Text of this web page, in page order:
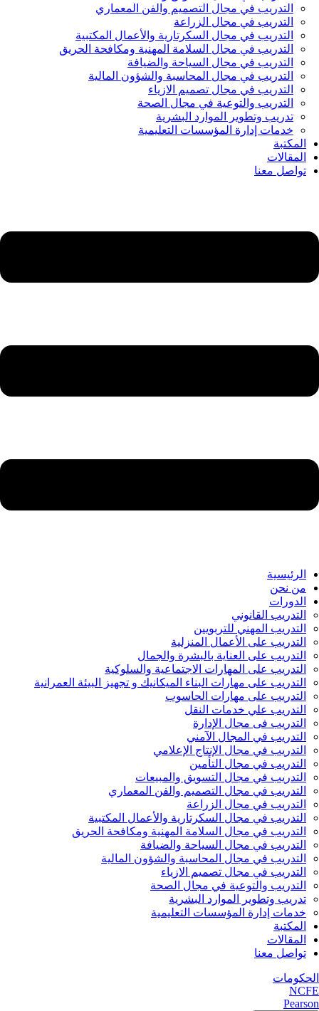
التدريب في مجال التصميم والفن المعماري
التدريب في مجال الزراعة
التدريب في مجال السكرتارية والأعمال المكتبية
التدريب في مجال السلامة المهنية ومكافحة الحريق
التدريب في مجال السياحة والضيافة
التدريب في مجال المحاسبة والشؤون المالية
التدريب في مجال تصميم الازياء
التدريب والتوعية في مجال الصحة
تدريب وتطوير الموارد البشرية
خدمات إدارة المؤسسات التعليمية
المكتبة
المقالات
تواصل معنا
الرئيسية
من نحن
الدورات
التدريب القانوني
التدريب المهني للتربويين
التدريب على الأعمال المنزلية
التدريب على العناية بالبشرة والجمال
التدريب على المهارات الاجتماعية والسلوكية
التدريب على مهارات البناء الميكانيك و تجهيز البيئة العمرانية
التدريب على مهارات الحاسوب
التدريب علي خدمات النقل
التدريب فى مجال الإدارة
التدريب في المجال الآمني
التدريب في مجال الإنتاج الإعلامي
التدريب في مجال التأمين
التدريب في مجال التسويق والمبيعات
التدريب في مجال التصميم والفن المعماري
التدريب في مجال الزراعة
التدريب في مجال السكرتارية والأعمال المكتبية
التدريب في مجال السلامة المهنية ومكافحة الحريق
التدريب في مجال السياحة والضيافة
التدريب في مجال المحاسبة والشؤون المالية
التدريب في مجال تصميم الازياء
التدريب والتوعية في مجال الصحة
تدريب وتطوير الموارد البشرية
خدمات إدارة المؤسسات التعليمية
المكتبة
المقالات
تواصل معنا
الحكومات
NCFE
Pearson